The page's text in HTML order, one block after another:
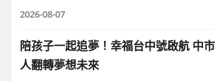
2026-08-07
陪孩子一起追夢！幸福台中號啟航 中
人翻轉夢想未來